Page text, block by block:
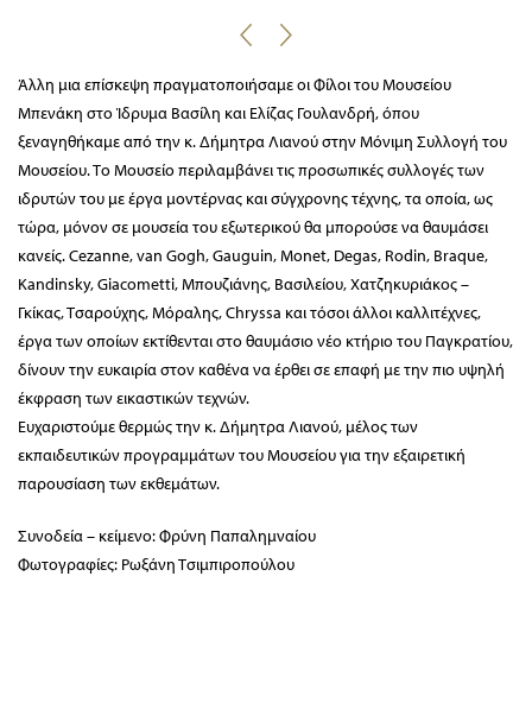
Άλλη μια επίσκεψη πραγματοποιήσαμε οι Φίλοι του Μουσείου
Μπενάκη στο Ίδρυμα Βασίλη και Ελίζας Γουλανδρή, όπου
ξεναγηθήκαμε από την κ. Δήμητρα Λιανού στην Μόνιμη Συλλογή του
Μουσείου. Το Μουσείο περιλαμβάνει τις προσωπικές συλλογές των
ιδρυτών του με έργα μοντέρνας και σύγχρονης τέχνης, τα οποία, ως
τώρα, μόνον σε μουσεία του εξωτερικού θα μπορούσε να θαυμάσει
κανείς. Cezanne, van Gogh, Gauguin, Monet, Degas, Rodin, Braque,
Kandinsky, Giacometti, Μπουζιάνης, Βασιλείου, Χατζηκυριάκος –
Γκίκας, Τσαρούχης, Μόραλης, Chryssa και τόσοι άλλοι καλλιτέχνες,
έργα των οποίων εκτίθενται στο θαυμάσιο νέο κτήριο του Παγκρατίου,
δίνουν την ευκαιρία στον καθένα να έρθει σε επαφή με την πιο υψηλή
έκφραση των εικαστικών τεχνών.
Ευχαριστούμε θερμώς την κ. Δήμητρα Λιανού, μέλος των
εκπαιδευτικών προγραμμάτων του Μουσείου για την εξαιρετική
παρουσίαση των εκθεμάτων.
Συνοδεία – κείμενο: Φρύνη Παπαλημναίου
Φωτογραφίες: Ρωξάνη Τσιμπιροπούλου